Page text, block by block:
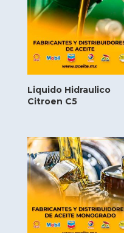
Liquido Hidraulico
Citroen C5